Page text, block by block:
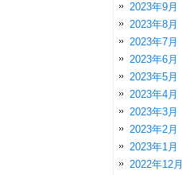
2023年9月
2023年8月
2023年7月
2023年6月
2023年5月
2023年4月
2023年3月
2023年2月
2023年1月
2022年12月